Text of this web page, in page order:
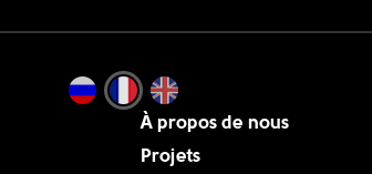
À propos de nous
Projets